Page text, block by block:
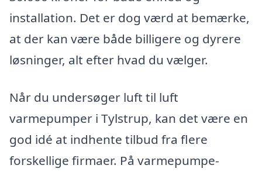
installation. Det er dog værd at bemærke,
at der kan være både billigere og dyrere
løsninger, alt efter hvad du vælger.
Når du undersøger luft til luft
varmepumper i Tylstrup, kan det være en
god idé at indhente tilbud fra flere
forskellige firmaer. På varmepumpe-